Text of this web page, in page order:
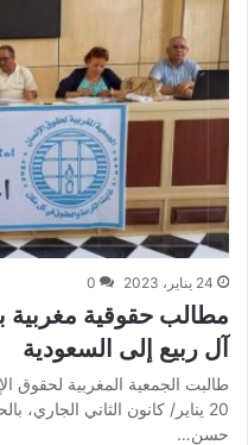
24 يناير، 2023 0
مطالب حقوقية
آل ربيع إلى السعودية
طالبت الجمعية المغربية لحقوق
20 يناير/ كانون الثاني
حسن…